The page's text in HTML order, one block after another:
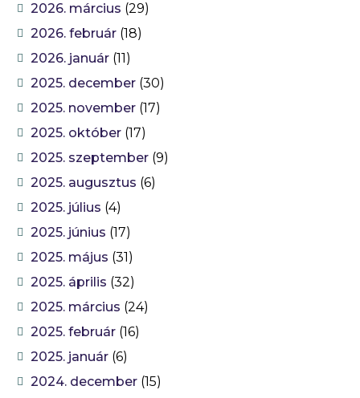
2026. március (29)
2026. február (18)
2026. január (11)
2025. december (30)
2025. november (17)
2025. október (17)
2025. szeptember (9)
2025. augusztus (6)
2025. július (4)
2025. június (17)
2025. május (31)
2025. április (32)
2025. március (24)
2025. február (16)
2025. január (6)
2024. december (15)